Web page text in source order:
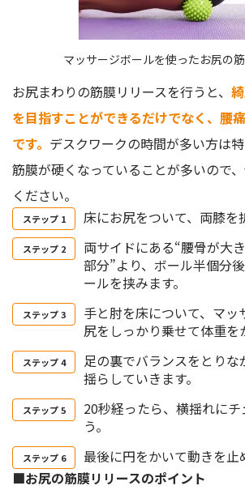
マッサージボールを使ったお尻の
お尻まわりの筋膜リリースを行うと、
を目指すことができるだけでなく、腰
です。 デスクワークの時間が多い方は
筋膜が硬くなっていることが多いので
ください。
床にお尻をついて、両膝を
両サイドにある“腰骨が大
部分”より、ボール半個分
ールを挟みます。
手と肘を床について、マッ
尻をしっかり乗せて体重を
足の裏でバランスをとりな
揺らしていきます。
20秒経ったら、横揺れにチ
う。
最後に円をかいて動きを止
■お尻の筋膜リリースのポイント